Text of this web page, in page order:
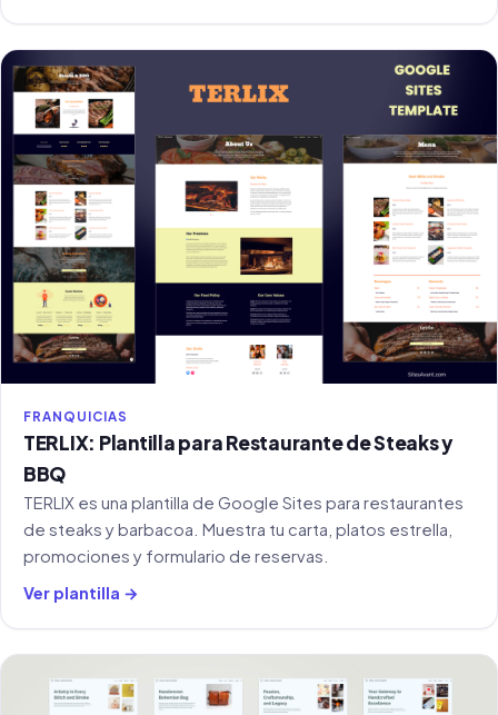
FRANQUICIAS
TERLIX: Plantilla para Restaurante de Steaks y
BBQ
TERLIX es una plantilla de Google Sites para restaurantes
de steaks y barbacoa. Muestra tu carta, platos estrella,
promociones y formulario de reservas.
Ver plantilla →